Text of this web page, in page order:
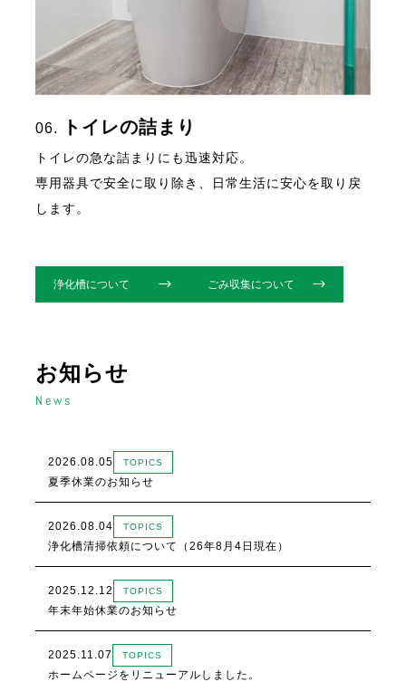
06. トイレの詰まり
トイレの急な詰まりにも迅速対応。
専用器具で安全に取り除き、日常生活に安心を取り戻
します。
浄化槽について ごみ収集について
お知らせ
News
2026.08.05 TOPICS
夏季休業のお知らせ
2026.08.04 TOPICS
浄化槽清掃依頼について（26年8月4日現在）
2025.12.12 TOPICS
年末年始休業のお知らせ
2025.11.07 TOPICS
ホームページをリニューアルしました。